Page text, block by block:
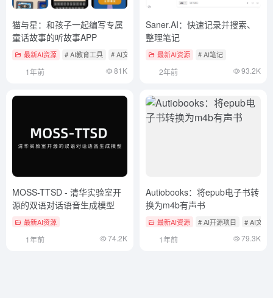
猫与星：和孩子一起编写专属
童话故事的听故事APP
最新AI资源 # AI教育工具 # AI文本转语音
1年前 81K
Saner.AI：快速记录并搜索、
整理笔记
最新AI资源 # AI笔记
2年前 93.2K
MOSS-TTSD - 清华实验室开
源的双语对话语音生成模型
最新AI资源
1年前 74.2K
Autiobooks：将epub电子书转
换为m4b有声书
最新AI资源 # AI开源项目 # AI文本
1年前 79.3K